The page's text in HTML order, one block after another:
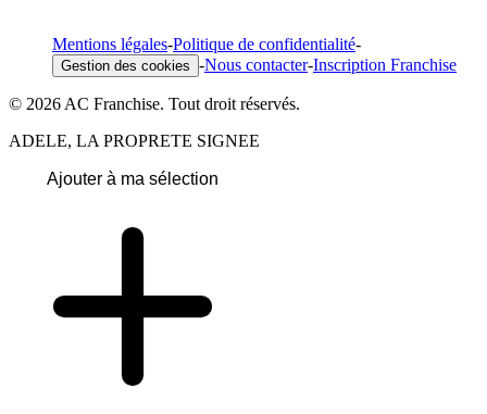
Mentions légales-Politique de confidentialité-
Gestion des cookies -Nous contacter-Inscription Franchise
© 2026 AC Franchise. Tout droit réservés.
ADELE, LA PROPRETE SIGNEE
Ajouter à ma sélection